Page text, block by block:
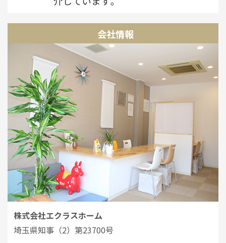
会社情報
株式会社エクラスホーム
埼玉県知事（2）第23700号